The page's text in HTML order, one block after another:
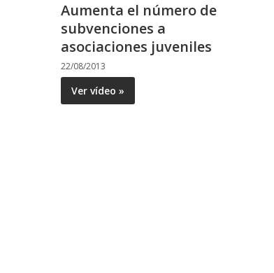
Aumenta el número de
subvenciones a
asociaciones juveniles
22/08/2013
Ver vídeo »